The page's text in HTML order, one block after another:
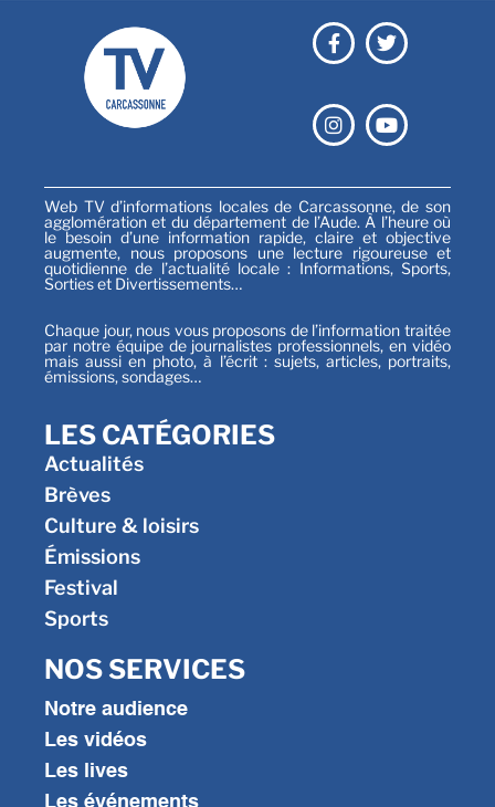
Web TV d’informations locales de Carcassonne, de son
agglomération et du département de l’Aude. À l’heure où
le besoin d’une information rapide, claire et objective
augmente, nous proposons une lecture rigoureuse et
quotidienne de l’actualité locale : Informations, Sports,
Sorties et Divertissements…
Chaque jour, nous vous proposons de l’information traitée
par notre équipe de journalistes professionnels, en vidéo
mais aussi en photo, à l’écrit : sujets, articles, portraits,
émissions, sondages…
LES CATÉGORIES
Actualités
Brèves
Culture & loisirs
Émissions
Festival
Sports
NOS SERVICES
Notre audience
Les vidéos
Les lives
Les événements